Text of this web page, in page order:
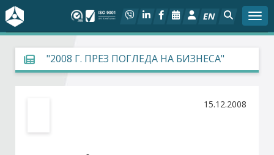
EN
За БСК
На фокус
"2008 Г. ПРЕЗ ПОГЛЕДА НА БИЗНЕСА"
15.12.2008